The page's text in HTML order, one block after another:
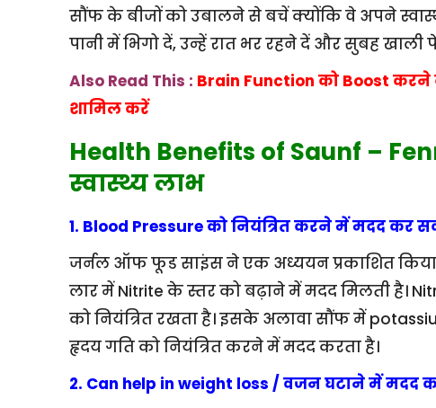
सौंफ के बीजों को उबालने से बचें क्योंकि वे अपने
पानी में भिगो दें, उन्हें रात भर रहने दें और सुबह
Also Read This : Brain Function को Boost
शामिल करें
Health Benefits of Saunf –
स्वास्थ्य लाभ
1. Blood Pressure को नियंत्रित करने में मदद कर
जर्नल ऑफ फूड साइंस ने एक अध्ययन प्रकाशित
लार में Nitrite के स्तर को बढ़ाने में मदद मिलती है।
को नियंत्रित रखता है। इसके अलावा सौंफ में
हृदय गति को नियंत्रित करने में मदद करता है।
2. Can help in weight loss / वजन घटाने में मदद